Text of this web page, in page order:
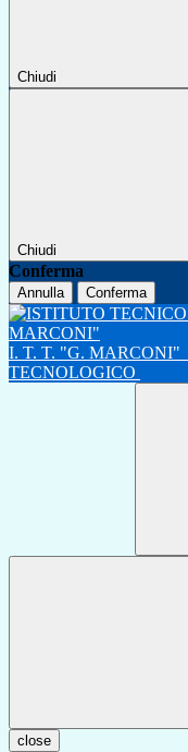
Chiudi
Chiudi
Conferma
Annulla Conferma
I. T. T. "G. MARCONI"
TECNOLOGICO
close